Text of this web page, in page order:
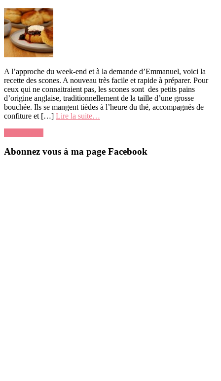
A l’approche du week-end et à la demande d’Emmanuel, voici la
recette des scones. A nouveau très facile et rapide à préparer. Pour
ceux qui ne connaitraient pas, les scones sont des petits pains
d’origine anglaise, traditionnellement de la taille d’une grosse
bouchée. Ils se mangent tièdes à l’heure du thé, accompagnés de
confiture et […] Lire la suite…
Abonnez vous à ma page Facebook